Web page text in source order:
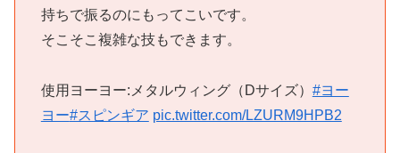
持ちで振るのにもってこいです。
そこそこ複雑な技もできます。
使用ヨーヨー:メタルウィング（Dサイズ） #ヨー
ヨー#スピンギア pic.twitter.com/LZURM9HPB2